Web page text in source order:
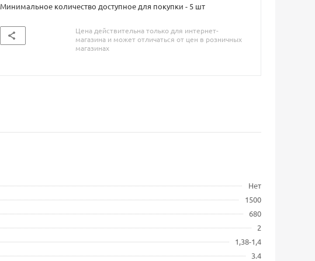
Минимальное количество доступное для покупки - 5 шт
Цена действительна только для интернет-
магазина и может отличаться от цен в розничных
магазинах
Нет
1500
680
2
1,38-1,4
3.4